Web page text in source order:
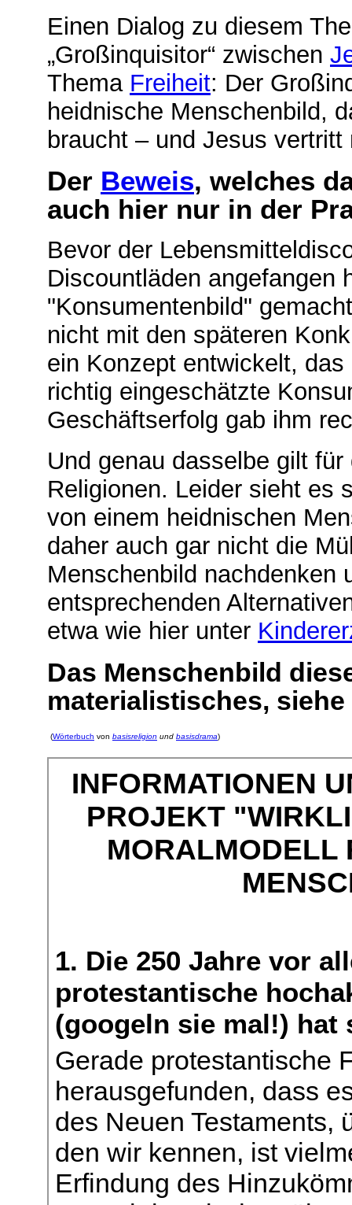
Einen Dialog zu diesem
„Großinquisitor“ zwischen
Thema Freiheit: Der
heidnische Menschenbild,
braucht – und Jesus
Der Beweis, welches
auch hier nur in der
Bevor der
Discountläden angefangen
"Konsumentenbild"
nicht mit den späteren
ein Konzept entwickelt,
richtig eingeschätzte
Geschäftserfolg gab ihm
Und genau dasselbe gilt
Religionen. Leider sieht es
von einem heidnischen
daher auch gar nicht die
Menschenbild nachdenken
entsprechenden
etwa wie hier unter
Das Menschenbild
materialistisches,
(Wörterbuch von basisreligion und basisdrama)